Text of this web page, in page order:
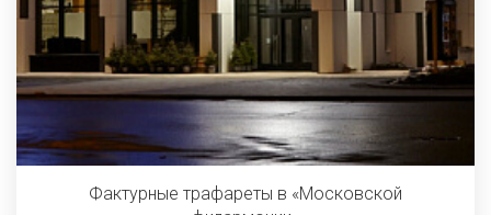
Фактурные трафареты в «Московской